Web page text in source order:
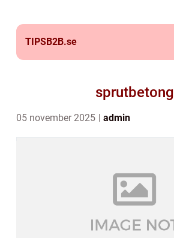
TIPSB2B.se
sprutbetong
05 november 2025 admin